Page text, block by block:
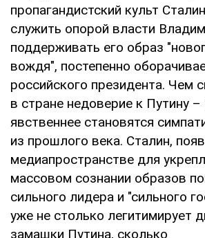
пропагандистский культ
служить опорой власти
поддерживать его образ
вождя", постепенно
российского президента. Чем
в стране недоверие к Путину –
явственнее становятся
из прошлого века. Сталин,
медиапространстве для
массовом сознании образов
сильного лидера и "сильного
уже не столько легитимирует
замашки Путина, сколько